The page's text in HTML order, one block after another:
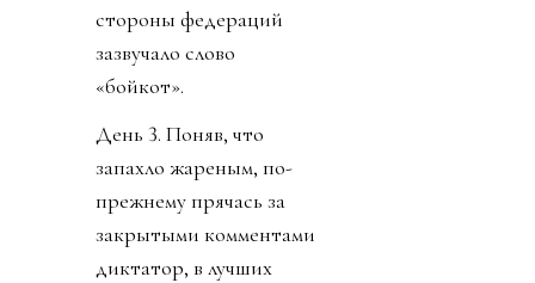
стороны федераций
зазвучало слово
«бойкот».
День 3. Поняв, что
запахло жареным, по-
прежнему прячась за
закрытыми комментами
диктатор, в лучших